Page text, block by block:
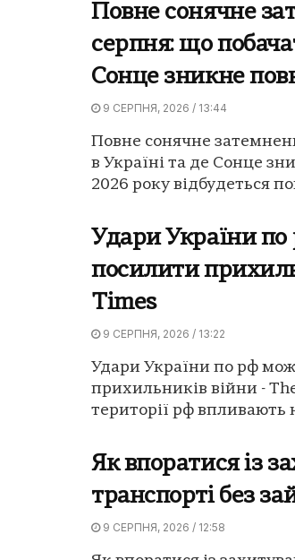
Повне сонячне
серпня: що
Сонце зникне
9 СЕРПНЯ, 2026 / 13:44
Повне сонячне
в Україні та де Сонце
2026 року відбудеться
Удари України
посилити
Times
9 СЕРПНЯ, 2026 / 13:22
Удари України по рф
прихильників війни -
території рф впливають
Як впоратися із
транспорті без
9 СЕРПНЯ, 2026 / 12:58